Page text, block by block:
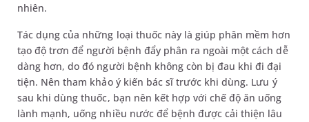
nhiên.
Tác dụng của những loại thuốc này là giúp phân mềm hơn
tạo độ trơn để người bệnh đẩy phân ra ngoài một cách dễ
dàng hơn, do đó người bệnh không còn bị đau khi đi đại
tiện. Nên tham khảo ý kiến bác sĩ trước khi dùng. Lưu ý
sau khi dùng thuốc, bạn nên kết hợp với chế độ ăn uống
lành mạnh, uống nhiều nước để bệnh được cải thiện lâu